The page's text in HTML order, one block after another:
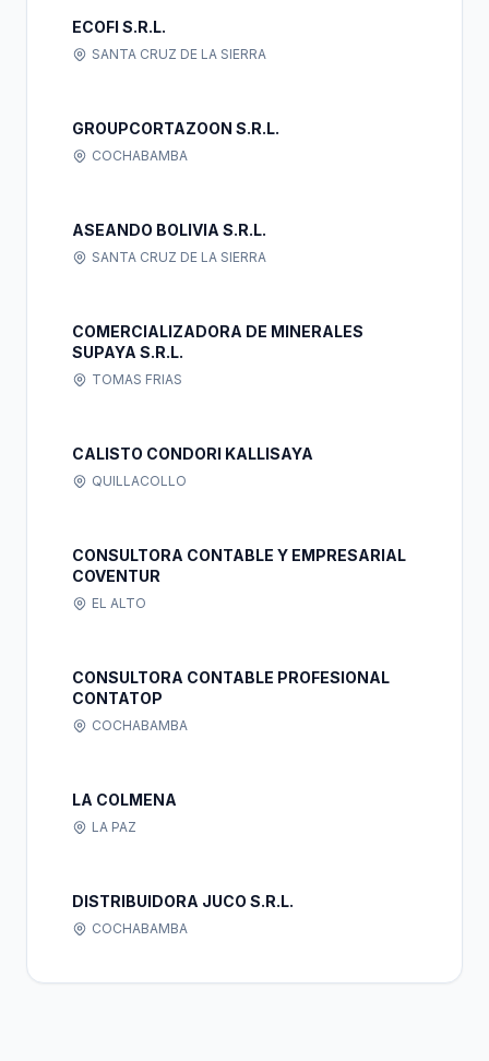
ECOFI S.R.L.
SANTA CRUZ DE LA SIERRA
GROUPCORTAZOON S.R.L.
COCHABAMBA
ASEANDO BOLIVIA S.R.L.
SANTA CRUZ DE LA SIERRA
COMERCIALIZADORA DE MINERALES
SUPAYA S.R.L.
TOMAS FRIAS
CALISTO CONDORI KALLISAYA
QUILLACOLLO
CONSULTORA CONTABLE Y EMPRESARIAL
COVENTUR
EL ALTO
CONSULTORA CONTABLE PROFESIONAL
CONTATOP
COCHABAMBA
LA COLMENA
LA PAZ
DISTRIBUIDORA JUCO S.R.L.
COCHABAMBA